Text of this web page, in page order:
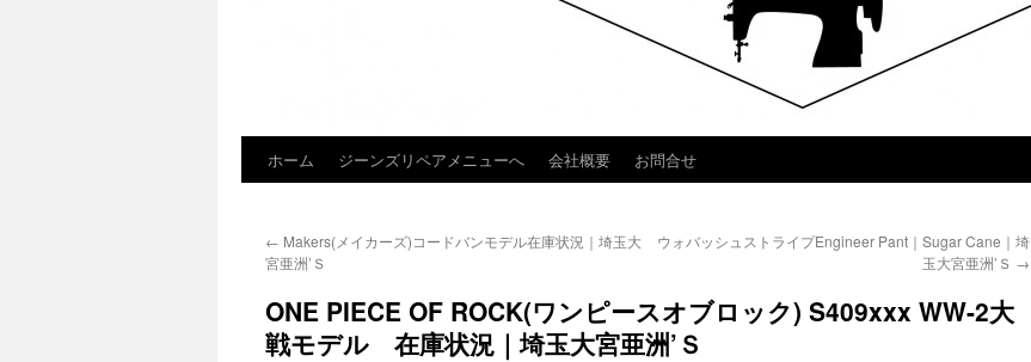
テ
ツ
ホーム ジーンズリペアメニューへ 会社概要 お問合せ
← Makers(メイカーズ)コードバンモデル在庫状況｜埼玉大
宮亜洲’Ｓ
ウォバッシュストライプEngineer Pant｜Sugar Cane｜埼
玉大宮亜洲’Ｓ →
ONE PIECE OF ROCK(ワンピースオブロック) S409xxx WW-2大
戦モデル 在庫状況｜埼玉大宮亜洲’Ｓ